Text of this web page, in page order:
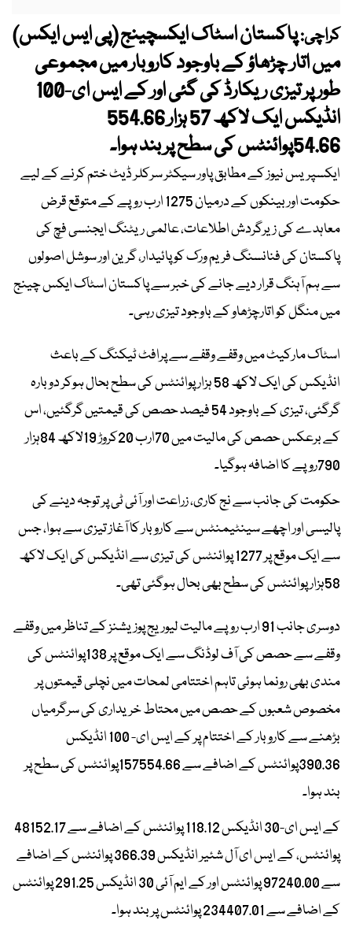
کراچی:پاکستان اسٹاک ایکسچینج (پی ایس ایکس)
میں اتار چڑھاؤ کے باوجود کاروبار میں مجموعی
طور پر تیزی ریکارڈ کی گئی اور کے ایس ای-100
54.66پوائنٹس کی سطح پر بند ہوا۔
ایکسپریس نیوز کے مطابق پاور سیکٹر سرکلر ڈیٹ ختم کرنے کے لیے
حکومت اور بینکوں کے درمیان 1275 ارب روپے کے متوقع قرض
معاہدے کی زیرگردش اطلاعات، عالمی ریٹنگ ایجنسی فچ کی
پاکستان کی فنانسنگ فریم ورک کو پائیدار، گرین اور سوشل اصولوں
سے ہم آہنگ قرار دیے جانے کی خبر سے پاکستان اسٹاک ایکس چینج
میں منگل کو اتارچڑھاو کے باوجود تیزی رہی۔
اسٹاک مارکیٹ میں وقفے وقفے سے پرافٹ ٹیکنگ کے باعث
انڈیکس کی ایک لاکھ 58 ہزار پوائنٹس کی سطح بحال ہوکر دوبارہ
گرگئی، تیزی کے باوجود 54 فیصد حصص کی قیمتیں گرگئیں، اس
کے برعکس حصص کی مالیت میں 70ارب 20کروڑ 19لاکھ 84ہزار
790روپے کا اضافہ ہوگیا۔
حکومت کی جانب سے نج کاری، زراعت اور آئی ٹی پر توجہ دینے کی
پالیسی اور اچھے سینٹیمنٹس سے کاروبار کا آغاز تیزی سے ہوا، جس
سے ایک موقع پر 1277 پوائنٹس کی تیزی سے انڈیکس کی ایک لاکھ
58ہزار پوائنٹس کی سطح بھی بحال ہوگئی تھی۔
دوسری جانب 91 ارب روپے مالیت لیوریج پوزیشنز کے تناظر میں وقفے
وقفے سے حصص کی آف لوڈنگ سے ایک موقع پر 138پوائنٹس کی
مندی بھی رونما ہوئی تاہم اختتامی لمحات میں نچلی قیمتوں پر
مخصوص شعبوں کے حصص میں محتاط خریداری کی سرگرمیاں
بڑھنے سے کاروبار کے اختتام پر کے ایس ای- 100 انڈیکس
390.36پوائنٹس کے اضافے سے 157554.66پوائنٹس کی سطح پر
بند ہوا۔
کے ایس ای-30 انڈیکس 118.12 پوائنٹس کے اضافے سے 48152.17
پوائنٹس، کے ایس ای آل شئیر انڈیکس 366.39 پوائنٹس کے اضافے
سے 97240.00 پوائنٹس اور کے ایم آئی 30 انڈیکس 291.25 پوائنٹس
کے اضافے سے 234407.01 پوائنٹس پر بند ہوا۔